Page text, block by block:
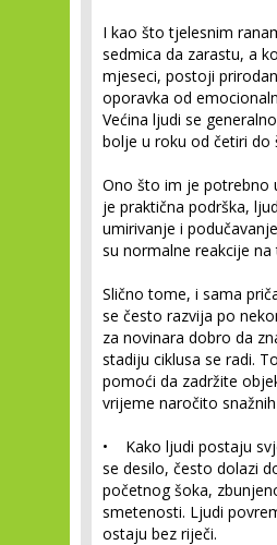
I kao što tjelesnim
sedmica da zarastu, a
mjeseci, postoji
oporavka od
Većina ljudi se
bolje u roku od četiri do
Ono što im je potrebno
je praktična podrška,
umirivanje i
su normalne reakcije na
Slično tome, i sama
se često razvija po
za novinara dobro da
stadiju ciklusa se radi.
pomoći da zadržite
vrijeme naročito
• Kako ljudi postaju
se desilo, često dolazi
početnog šoka,
smetenosti. Ljudi
ostaju bez riječi.